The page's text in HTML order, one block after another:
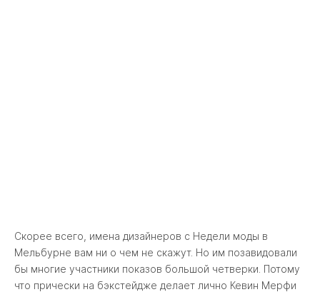
Скорее всего, имена дизайнеров с Недели моды в
Мельбурне вам ни о чем не скажут. Но им позавидовали
бы многие участники показов большой четверки. Потому
что прически на бэкстейдже делает лично Кевин Мерфи